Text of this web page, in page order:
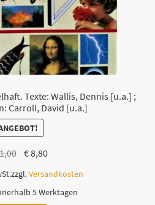
Texte: Wallis, Dennis [u.a.] ;
Carroll, David [u.a.]
Ursprünglicher
war:
€ 11,00
€8,80Aktueller
€ 8,80.
zzgl.Versandkosten
5 Werktagen